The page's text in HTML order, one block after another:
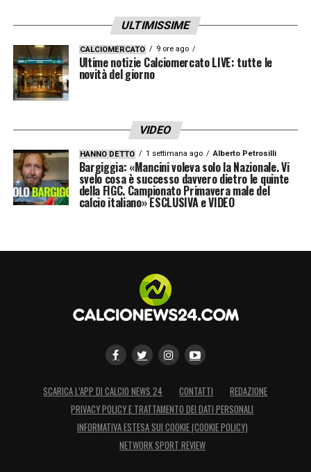
ULTIMISSIME
CALCIOMERCATO 9 ore ago
Ultime notizie Calciomercato LIVE: tutte le
novità del giorno
VIDEO
HANNO DETTO 1 settimana ago Alberto Petrosilli
Bargiggia: «Mancini voleva solo la Nazionale. Vi
svelo cosa è successo davvero dietro le quinte
della FIGC. Campionato Primavera male del
calcio italiano» ESCLUSIVA e VIDEO
SCARICA L’APP DI CALCIO NEWS 24 CONTATTI
REDAZIONE
PRIVACY POLICY E TRATTAMENTO DEI DATI PERSONALI
INFORMATIVA ESTESA SUI COOKIE (COOKIE POLICY)
NETWORK SPORT REVIEW